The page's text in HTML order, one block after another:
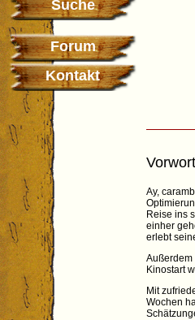
Suche
Forum
Kontakt
Vorwort
Ay,
Reise ins
einher
erlebt
Außerdem
Kinostart
Mit
Wochen